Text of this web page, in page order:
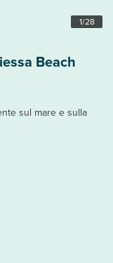
1/28
sul mare e sulla
Beach